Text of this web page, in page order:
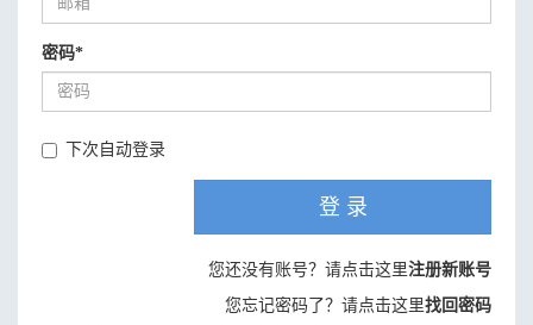
密码*
下次自动登录
登 录
您还没有账号？请点击这里注册新账号
您忘记密码了？请点击这里找回密码